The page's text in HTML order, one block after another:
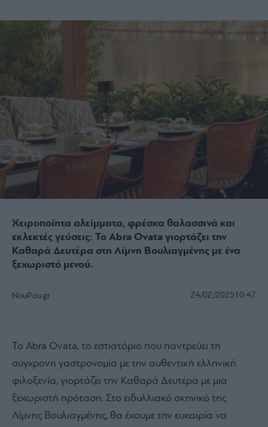
Χειροποίητα αλείμματα, φρέσκα θαλασσινά και
εκλεκτές γεύσεις: Το Abra Ovata γιορτάζει την
Καθαρά Δευτέρα στη Λίμνη Βουλιαγμένης με ένα
ξεχωριστό μενού.
NouPou.gr 24/02/202510:47
Το Abra Ovata, το εστιατόριο που παντρεύει τη
σύγχρονη γαστρονομία με την αυθεντική ελληνική
φιλοξενία, γιορτάζει την Καθαρά Δευτέρα με μια
ξεχωριστή πρόταση. Στο ειδυλλιακό σκηνικό της
Λίμνης Βουλιαγμένης, θα έχουμε την ευκαιρία να